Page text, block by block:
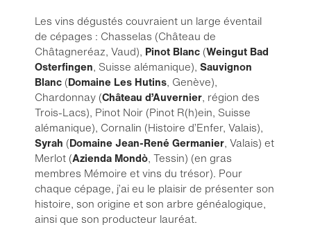
Les vins dégustés couvraient un large éventail
de cépages : Chasselas (Château de
Châtagneréaz, Vaud), Pinot Blanc(Weingut Bad
Osterfingen, Suisse alémanique), Sauvignon
Blanc(Domaine Les Hutins, Genève),
Chardonnay (Château d’Auvernier, région des
Trois-Lacs), Pinot Noir (Pinot R(h)ein, Suisse
alémanique), Cornalin (Histoire d’Enfer, Valais),
Syrah (Domaine Jean-René Germanier, Valais) et
Merlot (Azienda Mondò, Tessin) (en gras
membres Mémoire et vins du trésor). Pour
chaque cépage, j’ai eu le plaisir de présenter son
histoire, son origine et son arbre généalogique,
ainsi que son producteur lauréat.